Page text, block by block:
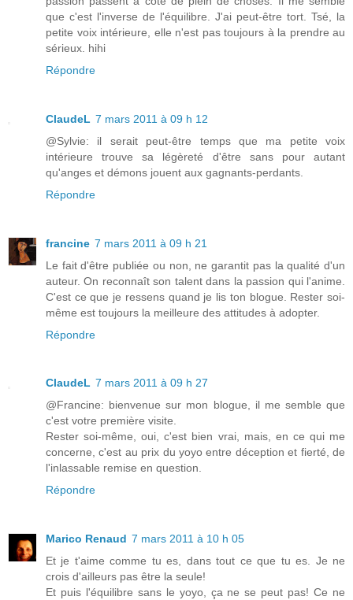
que c'est l'inverse de l'équilibre. J'ai peut-être tort. Tsé, la
petite voix intérieure, elle n'est pas toujours à la prendre au
sérieux. hihi
Répondre
ClaudeL 7 mars 2011 à 09 h 12
@Sylvie: il serait peut-être temps que ma petite voix
intérieure trouve sa légèreté d'être sans pour autant
qu'anges et démons jouent aux gagnants-perdants.
Répondre
francine 7 mars 2011 à 09 h 21
Le fait d'être publiée ou non, ne garantit pas la qualité d'un
auteur. On reconnaît son talent dans la passion qui l'anime.
C'est ce que je ressens quand je lis ton blogue. Rester soi-
même est toujours la meilleure des attitudes à adopter.
Répondre
ClaudeL 7 mars 2011 à 09 h 27
@Francine: bienvenue sur mon blogue, il me semble que
c'est votre première visite.
Rester soi-même, oui, c'est bien vrai, mais, en ce qui me
concerne, c'est au prix du yoyo entre déception et fierté, de
l'inlassable remise en question.
Répondre
Marico Renaud 7 mars 2011 à 10 h 05
Et je t'aime comme tu es, dans tout ce que tu es. Je ne
crois d'ailleurs pas être la seule!
Et puis l'équilibre sans le yoyo, ça ne se peut pas! Ce ne